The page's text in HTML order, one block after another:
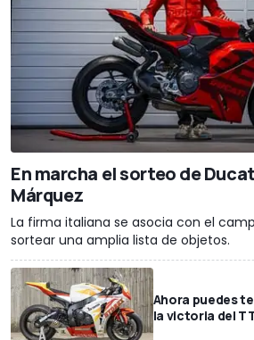
En marcha el sorteo de
Márquez
La firma italiana se asocia con el
sortear una amplia lista de objetos.
Ahora puedes
la victoria del